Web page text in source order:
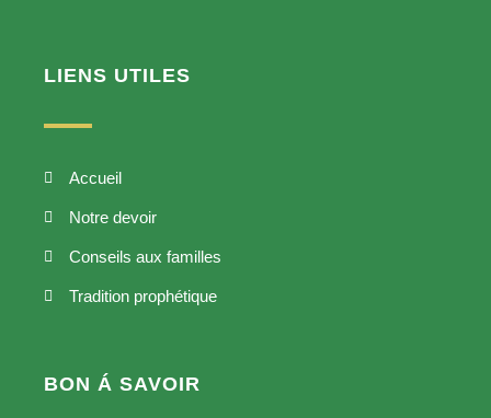
LIENS UTILES
Accueil
Notre devoir
Conseils aux familles
Tradition prophétique
BON Á SAVOIR